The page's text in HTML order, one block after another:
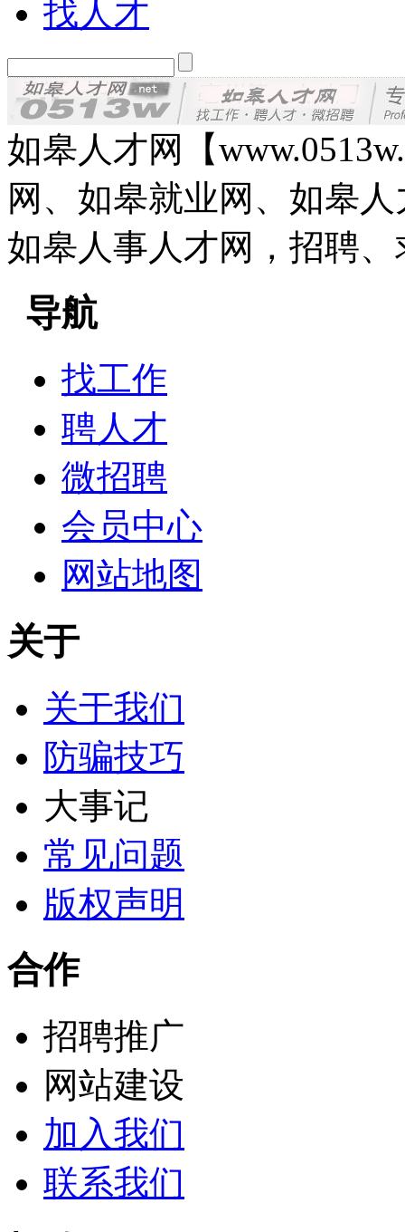
找人才
如皋人才网【
网、如皋就业网、如皋
如皋人事人才网，招聘
导航
找工作
聘人才
微招聘
会员中心
网站地图
关于
关于我们
防骗技巧
大事记
常见问题
版权声明
合作
招聘推广
网站建设
加入我们
联系我们